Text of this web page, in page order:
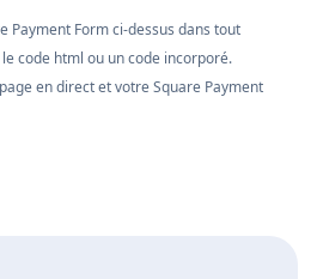
Payment Form ci-dessus dans tout
code html ou un code incorporé.
en direct et votre Square Payment